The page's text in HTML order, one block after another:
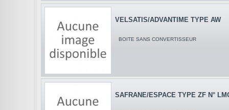
VELSATIS/ADVANTIME TYPE AW
BOITE SANS CONVERTISSEUR
SAFRANE/ESPACE TYPE ZF N°